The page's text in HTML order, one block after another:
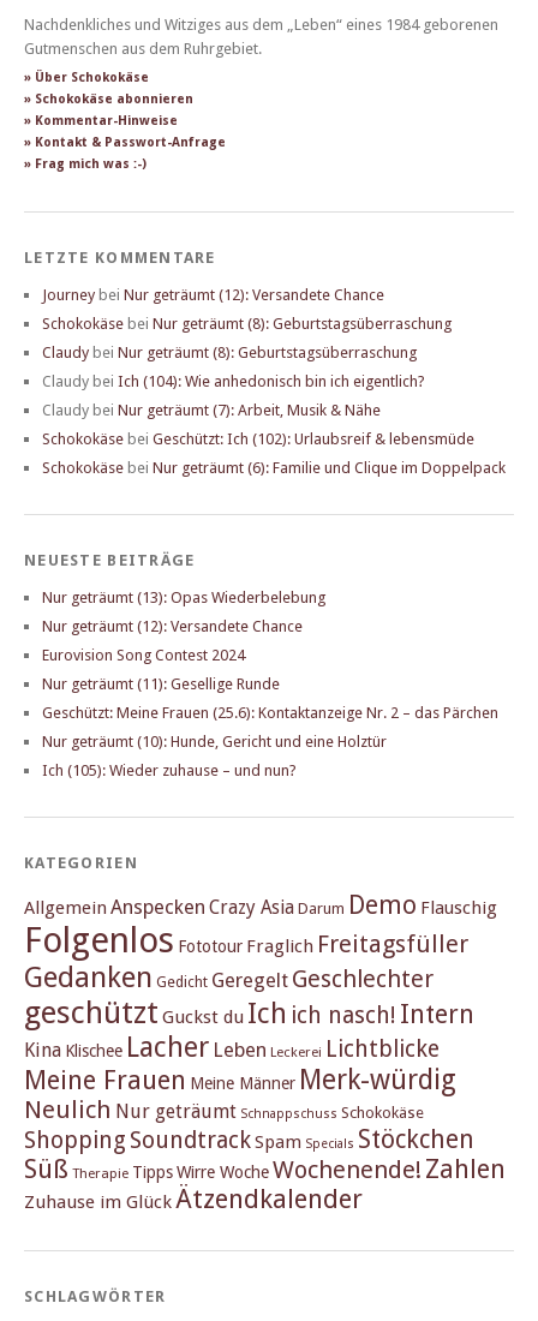
Nachdenkliches und Witziges aus dem „Leben“ eines 1984 geborenen
Gutmenschen aus dem Ruhrgebiet.
» Über Schokokäse
» Schokokäse abonnieren
» Kommentar-Hinweise
» Kontakt & Passwort-Anfrage
» Frag mich was :-)
LETZTE KOMMENTARE
Journey bei Nur geträumt (12): Versandete Chance
Schokokäse bei Nur geträumt (8): Geburtstagsüberraschung
Claudy bei Nur geträumt (8): Geburtstagsüberraschung
Claudy bei Ich (104): Wie anhedonisch bin ich eigentlich?
Claudy bei Nur geträumt (7): Arbeit, Musik & Nähe
Schokokäse bei Geschützt: Ich (102): Urlaubsreif & lebensmüde
Schokokäse bei Nur geträumt (6): Familie und Clique im Doppelpack
NEUESTE BEITRÄGE
Nur geträumt (13): Opas Wiederbelebung
Nur geträumt (12): Versandete Chance
Eurovision Song Contest 2024
Nur geträumt (11): Gesellige Runde
Geschützt: Meine Frauen (25.6): Kontaktanzeige Nr. 2 – das Pärchen
Nur geträumt (10): Hunde, Gericht und eine Holztür
Ich (105): Wieder zuhause – und nun?
KATEGORIEN
Allgemein Anspecken Crazy Asia Darum Demo Flauschig
Folgenlos Fototour Fraglich Freitagsfüller
Gedanken Gedicht Geregelt Geschlechter
geschützt Guckst du Ich ich nasch! Intern
Kina Klischee Lacher Leben Leckerei Lichtblicke
Meine Frauen Meine Männer Merk-würdig
Neulich Nur geträumt Schnappschuss Schokokäse
Shopping SoundtrackSpam Specials Stöckchen
Süß Therapie TippsWirre WocheWochenende! Zahlen
Zuhause im Glück Ätzendkalender
SCHLAGWÖRTER